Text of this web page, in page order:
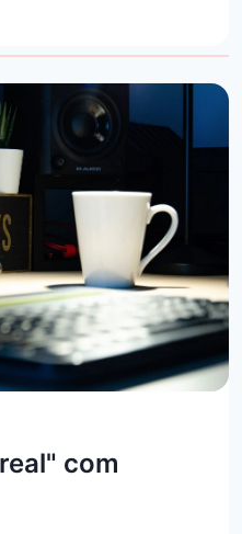
com